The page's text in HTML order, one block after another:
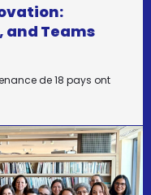
Teams
de 18 pays ont